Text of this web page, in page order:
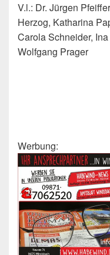
V.l.: Dr. Jürgen
Herzog, Katharina
Carola Schneider,
Wolfgang Prager
Werbung: